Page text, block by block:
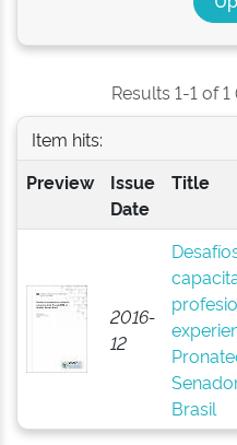
Results 1-1 of
Item hits:
Preview
Issue
Date
Title
2016-
12
Brasil